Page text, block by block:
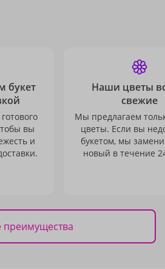
букет
вы
и
Наши цветы
свежие
Мы предлагаем
цветы. Если вы
букетом, мы
новый в течение
преимущества